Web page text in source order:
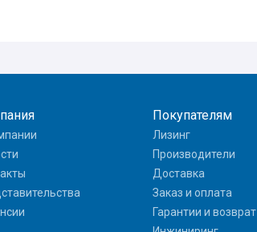
Покупателям
Лизинг
Производители
Доставка
Заказ и оплата
Гарантии и возврат